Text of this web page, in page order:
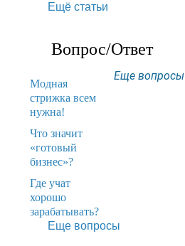
Ещё статьи
Вопрос/Ответ
Еще вопросы
Модная
стрижка всем
нужна!
​Что значит
«готовый
бизнес»?
​Где учат
хорошо
зарабатывать?
Еще вопросы